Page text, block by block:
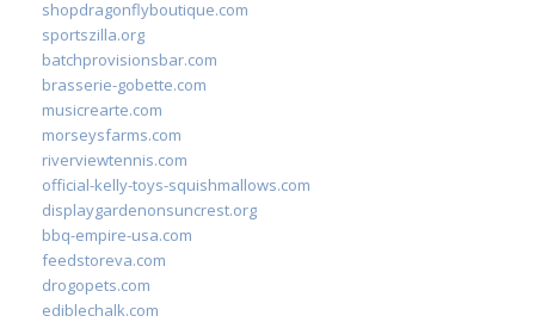
shopdragonflyboutique.com
sportszilla.org
batchprovisionsbar.com
brasserie-gobette.com
musicrearte.com
morseysfarms.com
riverviewtennis.com
official-kelly-toys-squishmallows.com
displaygardenonsuncrest.org
bbq-empire-usa.com
feedstoreva.com
drogopets.com
ediblechalk.com